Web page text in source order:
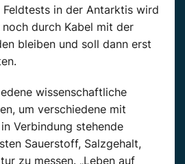
Feldtests in der Antarktis wird
durch Kabel mit der
bleiben und soll dann erst
wissenschaftliche
um verschiedene mit
Verbindung stehende
Sauerstoff, Salzgehalt,
zu messen. „Leben auf